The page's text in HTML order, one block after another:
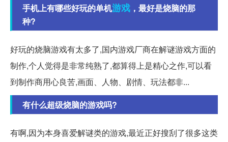
手机上有哪些好玩的单机游戏 ，最好是烧脑的那
种?
好玩的烧脑游戏有太多了,国内游戏厂商在解谜游戏方面的
制作,个人觉得是非常纯熟了,都算得上是精心之作,可以看
到制作商用心良苦,画面、人物、剧情、玩法都非...
有什么超级烧脑的游戏吗?
有啊,因为本身喜爱解谜类的游戏,最近正好搜刮了很多这类